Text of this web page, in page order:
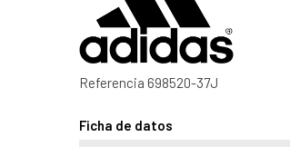
Referencia 698520-37J
Ficha de datos